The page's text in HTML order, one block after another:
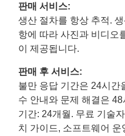
판매 서비스:
생산 절차를 항상 추적.
항에 따라 사진과 비디오
이 제공됩니다.
판매 후 서비스:
불만 응답 기간은 24시간
수 안내와 문제 해결은
기간: 24개월. 무료 기술
치 가이드, 소프트웨어